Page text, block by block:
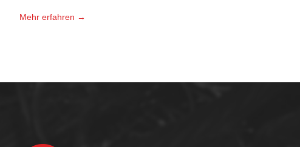
Mehr erfahren →